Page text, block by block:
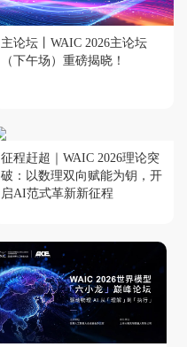
主论坛丨WAIC 2026主论坛
（下午场）重磅揭晓！
征程赶超｜WAIC 2026理论突
破：以数理双向赋能为钥，开
启AI范式革新新征程